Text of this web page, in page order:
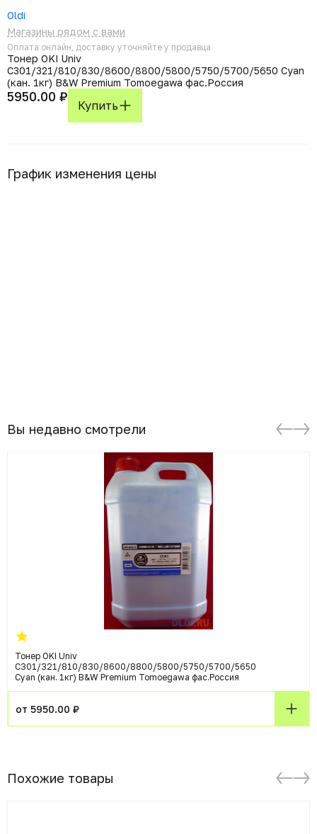
Oldi
Магазины рядом с вами
Оплата онлайн, доставку уточняйте у продавца
Тонер OKI Univ
C301/321/810/830/8600/8800/5800/5750/5700/5650 Cyan
(кан. 1кг) B&W Premium Tomoegawa фас.Россия
5950.00 ₽
Купить
График изменения цены
Вы недавно смотрели
Тонер OKI Univ
C301/321/810/830/8600/8800/5800/5750/5700/5650
Cyan (кан. 1кг) B&W Premium Tomoegawa фас.Россия
от 5950.00 ₽
Похожие товары